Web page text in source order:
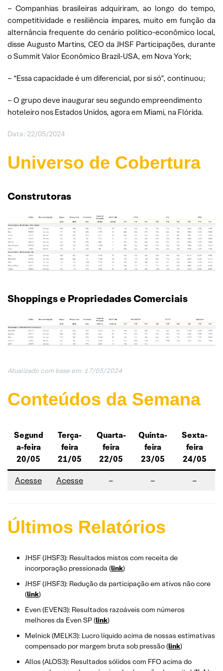
– Companhias brasileiras adquiriram, ao longo do tempo,
competitividade e resiliência ímpares, muito em função da
alternância frequente do cenário político-econômico local,
disse Augusto Martins, CEO da JHSF Participações, durante
o Summit Valor Econômico Brazil-USA, em Nova York;
– “Essa capacidade é um diferencial, por si só”, continuou;
– O grupo deve inaugurar seu segundo empreendimento
hoteleiro nos Estados Unidos, agora em Miami, na Flórida.
Data: 22/05/2024
Universo de Cobertura
Construtoras
Shoppings e Propriedades Comerciais
Atualizado com base em: 17/05/2024
Conteúdos da Semana
Segund
a-feira
20/05
Terça-
feira
21/05
Quarta-
feira
22/05
Quinta-
feira
23/05
Sexta-
feira
24/05
Acesse Acesse – – –
Últimos Relatórios
JHSF (JHSF3): Resultados mistos com receita de
incorporação pressionada (link)
JHSF (JHSF3): Redução da participação em ativos não core
(link)
Even (EVEN3): Resultados razoáveis com números
melhores da Even SP (link)
Melnick (MELK3): Lucro líquido acima de nossas estimativas
compensado por margem bruta sob pressão (link)
Allos (ALOS3): Resultados sólidos com FFO acima do